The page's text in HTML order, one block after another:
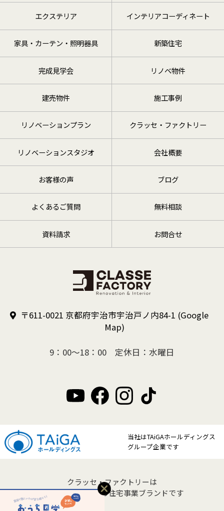
エクステリア インテリアコーディネート
家具・カーテン・照明器具 新築住宅
完成見学会 リノベ物件
建売物件 施工事例
リノベーションプラン クラッセ・ファクトリー
リノベーションスタジオ 会社概要
お客様の声 ブログ
よくあるご質問 無料相談
資料請求 お問合せ
〒611-0021 京都府宇治市宇治戸ノ内84-1 (Google
Map)
9：00～18：00 定休日：水曜日
当社はTAiGAホールディングス
グループ企業です
クラッセ・ファクトリーは
クラッセ住宅販売の住宅事業ブランドです